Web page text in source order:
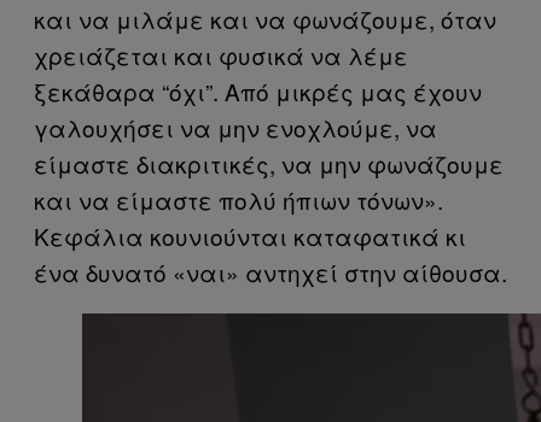
και να μιλάμε και να φωνάζουμε, όταν
χρειάζεται και φυσικά να λέμε
ξεκάθαρα “όχι”. Από μικρές μας έχουν
γαλουχήσει να μην ενοχλούμε, να
είμαστε διακριτικές, να μην φωνάζουμε
και να είμαστε πολύ ήπιων τόνων».
Κεφάλια κουνιούνται καταφατικά κι
ένα δυνατό «ναι» αντηχεί στην αίθουσα.